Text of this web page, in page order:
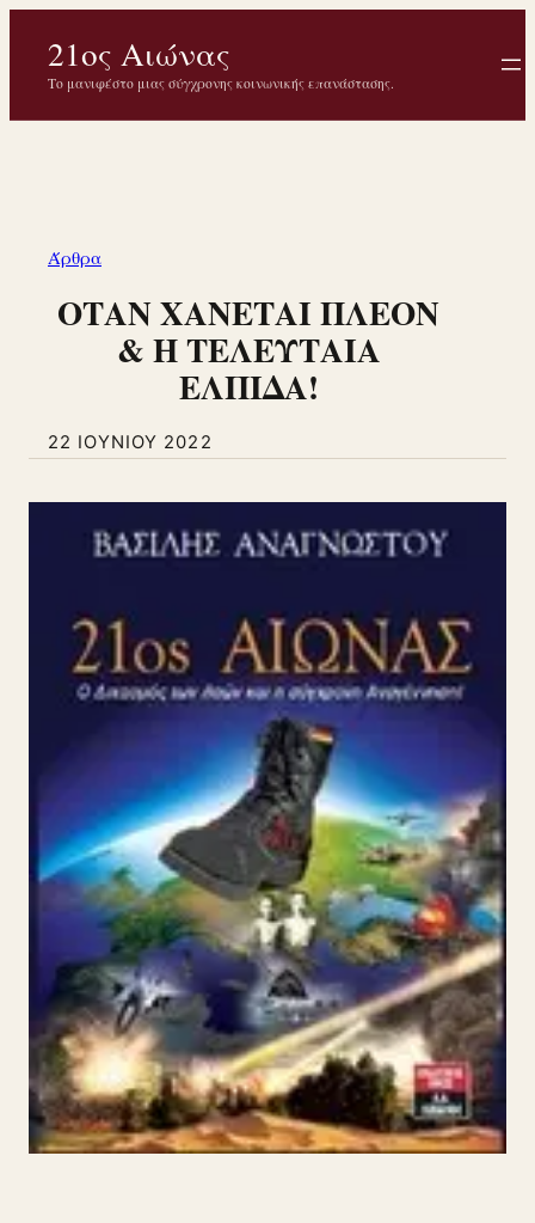
περιεχόμενο
21ος Αιώνας
Το μανιφέστο μιας σύγχρονης κοινωνικής επανάστασης.
Άρθρα
ΟΤΑΝ ΧΑΝΕΤΑΙ ΠΛΕΟΝ
& Η ΤΕΛΕΥΤΑΙΑ
ΕΛΠΙΔΑ!
22 ΙΟΥΝΊΟΥ 2022